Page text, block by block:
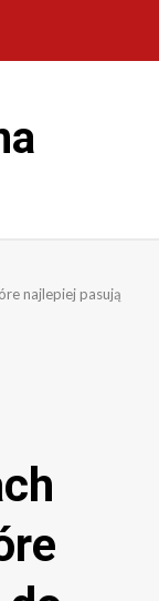
najlepiej pasują